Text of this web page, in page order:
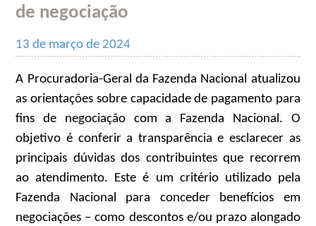
de negociação
13 de março de 2024
A Procuradoria-Geral da Fazenda Nacional atualizou
as orientações sobre capacidade de pagamento para
fins de negociação com a Fazenda Nacional. O
objetivo é conferir a transparência e esclarecer as
principais dúvidas dos contribuintes que recorrem
ao atendimento. Este é um critério utilizado pela
Fazenda Nacional para conceder benefícios em
negociações – como descontos e/ou prazo alongado